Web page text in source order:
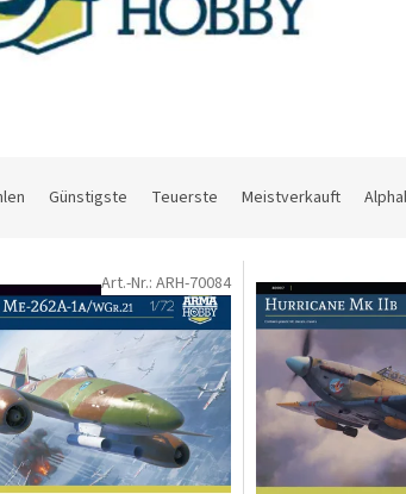
Günstigste Teuerste Meistverkauft
Art.-Nr.: ARH-70084